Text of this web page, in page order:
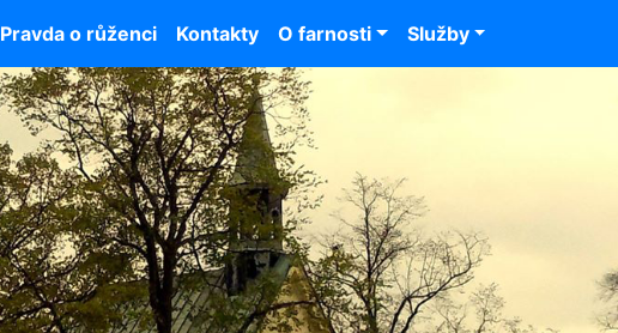
Pravda o růženci Kontakty O farnosti Služby